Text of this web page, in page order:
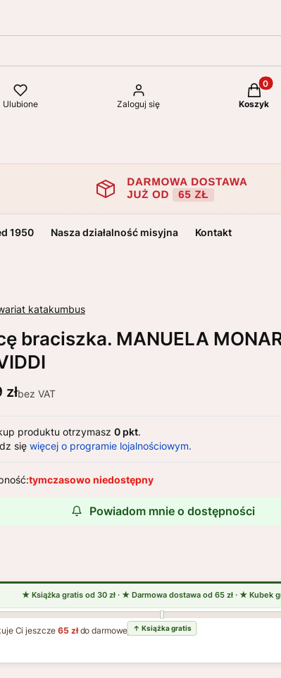
Ulubione Zaloguj się Koszyk
1950 Nasza działalność misyjna Kontakt
katakumbus
braciszka. MANUELA
bez VAT
produktu otrzymasz 0 pkt.
się więcej o programie lojalnościowym.
tymczasowo niedostępny
Powiadom mnie o dostępności
Ci jeszcze65 złdo darmowej dostawy